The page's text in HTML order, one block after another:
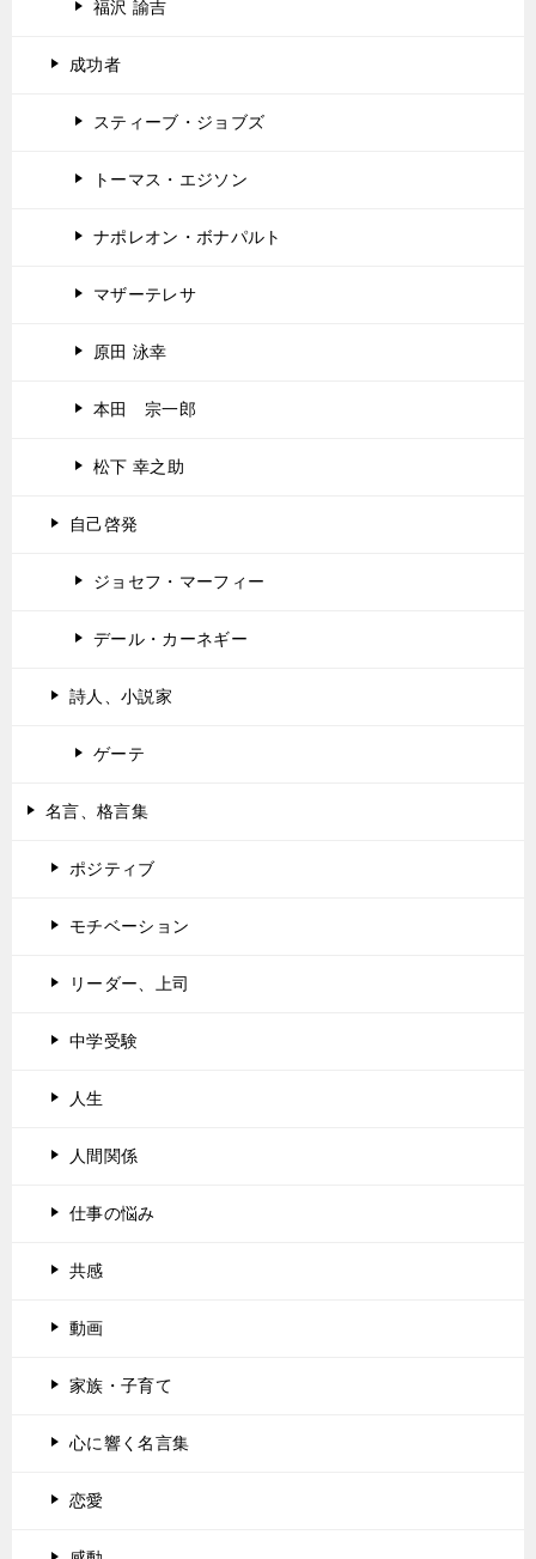
福沢 諭吉
成功者
スティーブ・ジョブズ
トーマス・エジソン
ナポレオン・ボナパルト
マザーテレサ
原田 泳幸
本田 宗一郎
松下 幸之助
自己啓発
ジョセフ・マーフィー
デール・カーネギー
詩人、小説家
ゲーテ
名言、格言集
ポジティブ
モチベーション
リーダー、上司
中学受験
人生
人間関係
仕事の悩み
共感
動画
家族・子育て
心に響く名言集
恋愛